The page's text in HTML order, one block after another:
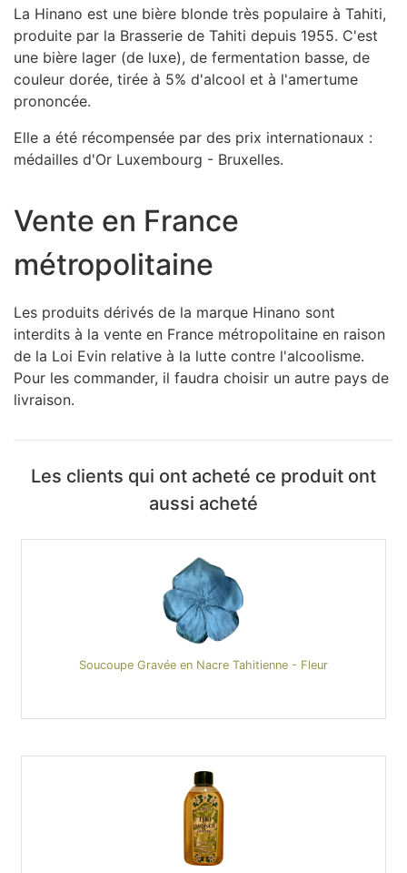
La Hinano est une bière blonde très populaire à Tahiti,
produite par la Brasserie de Tahiti depuis 1955. C'est
une bière lager (de luxe), de fermentation basse, de
couleur dorée, tirée à 5% d'alcool et à l'amertume
prononcée.
Elle a été récompensée par des prix internationaux :
médailles d'Or Luxembourg - Bruxelles.
Vente en France
métropolitaine
Les produits dérivés de la marque Hinano sont
interdits à la vente en France métropolitaine en raison
de la Loi Evin relative à la lutte contre l'alcoolisme.
Pour les commander, il faudra choisir un autre pays de
livraison.
Les clients qui ont acheté ce produit ont
aussi acheté
Soucoupe Gravée en Nacre Tahitienne - Fleur